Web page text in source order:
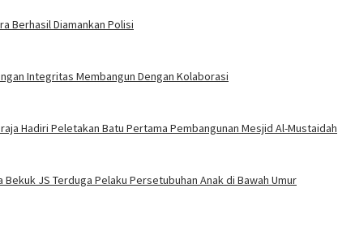
Berhasil Diamankan Polisi
Integritas Membangun Dengan Kolaborasi
Hadiri Peletakan Batu Pertama Pembangunan Mesjid Al-Mustaidah
JS Terduga Pelaku Persetubuhan Anak di Bawah Umur